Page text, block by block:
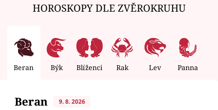
HOROSKOPY DLE ZVĚROKRUHU
Beran Býk Blíženci Rak Lev Panna
Beran 9. 8. 2026